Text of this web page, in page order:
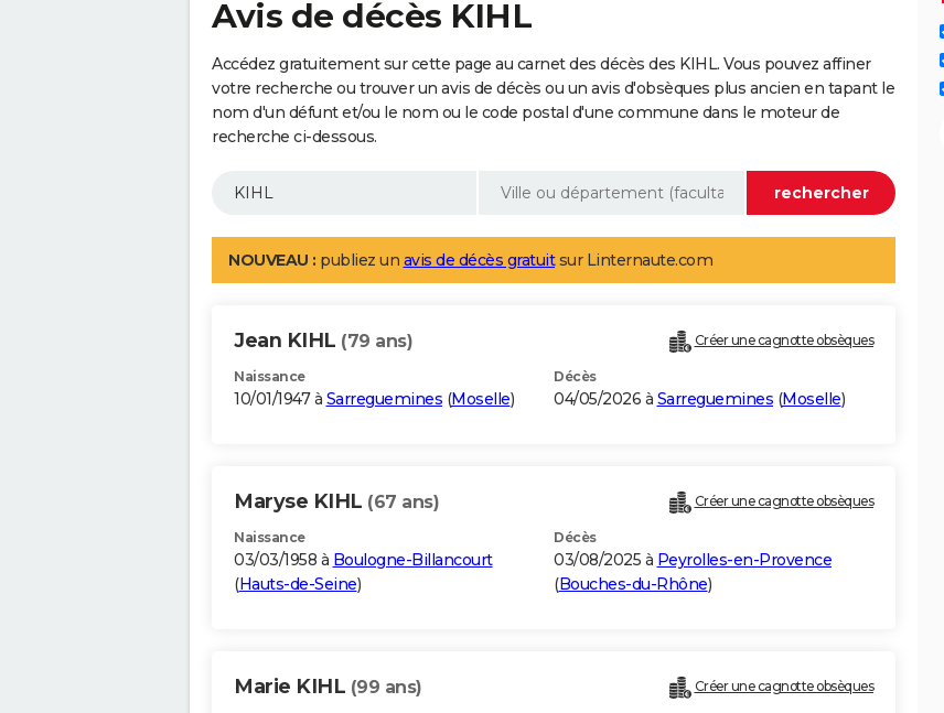
Avis de décès KIHL
Accédez gratuitement sur cette page au carnet des décès des KIHL. Vous pouvez affiner
votre recherche ou trouver un avis de décès ou un avis d'obsèques plus ancien en tapant le
nom d'un défunt et/ou le nom ou le code postal d'une commune dans le moteur de
recherche ci-dessous.
NOUVEAU : publiez un avis de décès gratuitsur Linternaute.com
Jean KIHL (79 ans) Créer une cagnotte obsèques
Naissance
10/01/1947 à Sarreguemines (Moselle)
Décès
04/05/2026 à Sarreguemines (Moselle)
Maryse KIHL (67 ans) Créer une cagnotte obsèques
Naissance
03/03/1958 à Boulogne-Billancourt
(Hauts-de-Seine)
Décès
03/08/2025 à Peyrolles-en-Provence
(Bouches-du-Rhône)
Marie KIHL (99 ans) Créer une cagnotte obsèques